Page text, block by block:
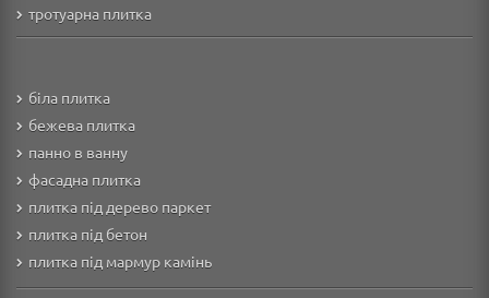
тротуарна плитка
біла плитка
бежева плитка
панно в ванну
фасадна плитка
плитка під дерево паркет
плитка під бетон
плитка під мармур камінь